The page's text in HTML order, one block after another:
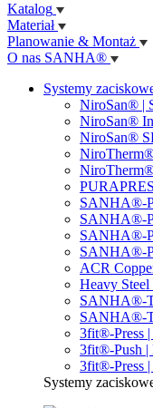
Katalog
Materiał
Planowanie & Montaż
O nas SANHA®
Systemy
NiroSan® |
NiroSan®
NiroSan®
SANHA®-
SANHA®-
SANHA®-
SANHA®-
ACR
Heavy Steel
SANHA®-
SANHA®-
3fit®-Press
3fit®-Push |
3fit®-Press |
Systemy